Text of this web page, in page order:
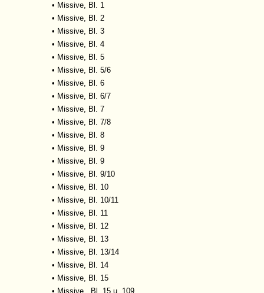
• Missive, Bl. 1
• Missive, Bl. 2
• Missive, Bl. 3
• Missive, Bl. 4
• Missive, Bl. 5
• Missive, Bl. 5/6
• Missive, Bl. 6
• Missive, Bl. 6/7
• Missive, Bl. 7
• Missive, Bl. 7/8
• Missive, Bl. 8
• Missive, Bl. 9
• Missive, Bl. 9
• Missive, Bl. 9/10
• Missive, Bl. 10
• Missive, Bl. 10/11
• Missive, Bl. 11
• Missive, Bl. 12
• Missive, Bl. 13
• Missive, Bl. 13/14
• Missive, Bl. 14
• Missive, Bl. 15
• Missive , Bl. 15 u. 109